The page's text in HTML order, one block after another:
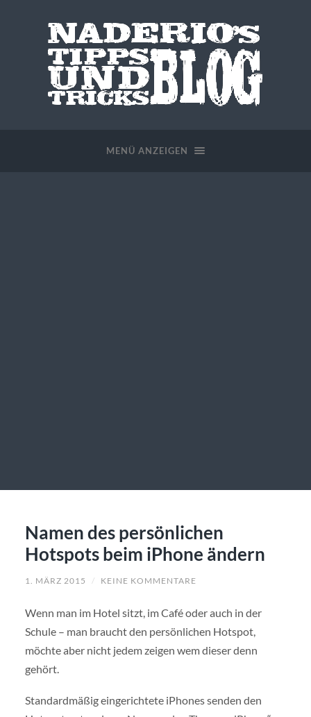
MENÜ ANZEIGEN
Namen des persönlichen
Hotspots beim iPhone ändern
1. MÄRZ 2015 / KEINE KOMMENTARE
Wenn man im Hotel sitzt, im Café oder auch in der
Schule – man braucht den persönlichen Hotspot,
möchte aber nicht jedem zeigen wem dieser denn
gehört.
Standardmäßig eingerichtete iPhones senden den